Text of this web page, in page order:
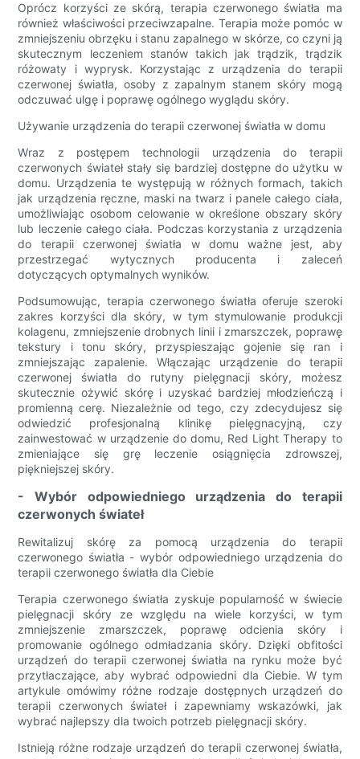
Oprócz korzyści ze skórą, terapia czerwonego światła ma
również właściwości przeciwzapalne. Terapia może pomóc w
zmniejszeniu obrzęku i stanu zapalnego w skórze, co czyni ją
skutecznym leczeniem stanów takich jak trądzik, trądzik
różowaty i wyprysk. Korzystając z urządzenia do terapii
czerwonej światła, osoby z zapalnym stanem skóry mogą
odczuwać ulgę i poprawę ogólnego wyglądu skóry.
Używanie urządzenia do terapii czerwonej światła w domu
Wraz z postępem technologii urządzenia do terapii
czerwonych świateł stały się bardziej dostępne do użytku w
domu. Urządzenia te występują w różnych formach, takich
jak urządzenia ręczne, maski na twarz i panele całego ciała,
umożliwiając osobom celowanie w określone obszary skóry
lub leczenie całego ciała. Podczas korzystania z urządzenia
do terapii czerwonej światła w domu ważne jest, aby
przestrzegać wytycznych producenta i zaleceń
dotyczących optymalnych wyników.
Podsumowując, terapia czerwonego światła oferuje szeroki
zakres korzyści dla skóry, w tym stymulowanie produkcji
kolagenu, zmniejszenie drobnych linii i zmarszczek, poprawę
tekstury i tonu skóry, przyspieszając gojenie się ran i
zmniejszając zapalenie. Włączając urządzenie do terapii
czerwonej światła do rutyny pielęgnacji skóry, możesz
skutecznie ożywić skórę i uzyskać bardziej młodzieńczą i
promienną cerę. Niezależnie od tego, czy zdecydujesz się
odwiedzić profesjonalną klinikę pielęgnacyjną, czy
zainwestować w urządzenie do domu, Red Light Therapy to
zmieniające się grę leczenie osiągnięcia zdrowszej,
piękniejszej skóry.
- Wybór odpowiedniego urządzenia do terapii
czerwonych świateł
Rewitalizuj skórę za pomocą urządzenia do terapii
czerwonego światła - wybór odpowiedniego urządzenia do
terapii czerwonego światła dla Ciebie
Terapia czerwonego światła zyskuje popularność w świecie
pielęgnacji skóry ze względu na wiele korzyści, w tym
zmniejszenie zmarszczek, poprawę odcienia skóry i
promowanie ogólnego odmładzania skóry. Dzięki obfitości
urządzeń do terapii czerwonej światła na rynku może być
przytłaczające, aby wybrać odpowiedni dla Ciebie. W tym
artykule omówimy różne rodzaje dostępnych urządzeń do
terapii czerwonych świateł i zapewniamy wskazówki, jak
wybrać najlepszy dla twoich potrzeb pielęgnacji skóry.
Istnieją różne rodzaje urządzeń do terapii czerwonej światła,